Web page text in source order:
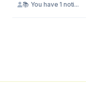
📚 You have 1 noti...